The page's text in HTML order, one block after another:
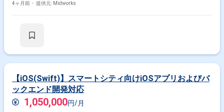
スト計画書作成（単体テスト、結合テストなど） ・設計書やコードのレビ
4ヶ月前・ 提供元: Midworks
【iOS(Swift)】スマートシティ向けiOSアプリおよびバ
ックエンド開発対応
1,050,000円/月